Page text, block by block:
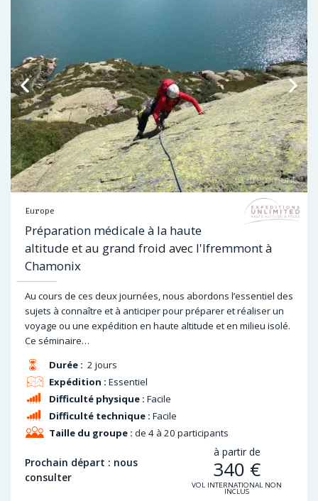
Europe
Préparation médicale à la haute
altitude et au grand froid avec l'Ifremmont à
Chamonix
Au cours de ces deux journées, nous abordons l’essentiel des
sujets à connaître et à anticiper pour préparer et réaliser un
voyage ou une expédition en haute altitude et en milieu isolé.
Ce séminaire…
Durée : 2 jours
Difficulté physique : Facile
Expédition : Essentiel
Difficulté technique : Facile
Taille du groupe : de 4 à 20 participants
Prochain départ : nous
consulter
à partir de
340 €
VOL INTERNATIONAL NON
INCLUS